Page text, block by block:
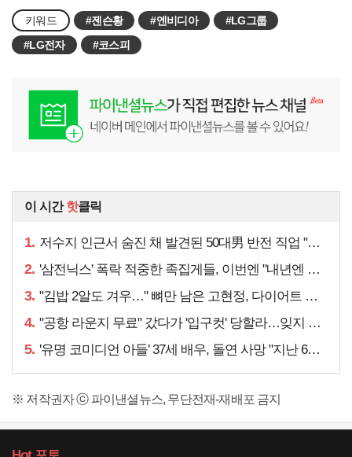
키워드 #젠슨황 #엔비디아
#LG그룹
#LG전자
#코스피
이 시간핫클릭
1. 저수지 인근서 숨진 채 발견된 50대男 반전 직업 "얼마 전…"
2. '삼전닉스' 폭락 적중한 족집게들, 이번엔 "내년엔 더욱…"
3. "김밥 2알도 겨우…" 뼈만 남은 고현정, 다이어트 아니라
4. "공항 라운지 무료" 갔다가 '입구컷' 당할라…잊지 말아야 할 것
5. '유명 코미디언 아들' 37세 배우, 돌연 사망 "지난 6월에도…"
※ 저작권자 ⓒ 파이낸셜뉴스, 무단전재-재배포 금지